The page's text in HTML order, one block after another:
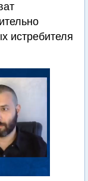
истребителя